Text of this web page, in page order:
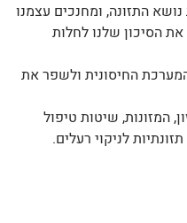
התזונה, ומחנכים עצמנו
הסיכון שלנו לחלות
החיסונית ולשפר את
המזונות, שיטות טיפול
לניקוי רעלים.